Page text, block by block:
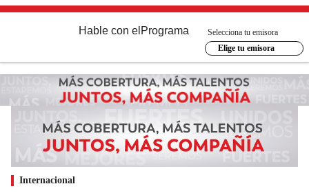
Hable con el Programa
Selecciona tu emisora
Elige tu emisora
Internacional